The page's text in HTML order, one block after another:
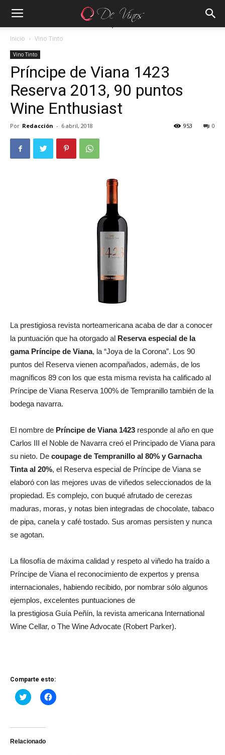
Inicio Vino Tinto
Vino Tinto
Príncipe de Viana 1423
Reserva 2013, 90 puntos
Wine Enthusiast
Por Redacción - 6 abril, 2018 0
953
La prestigiosa revista norteamericana acaba de dar a conocer
la puntuación que ha otorgado al Reserva especial de la
gama Príncipe de Viana, la “Joya de la Corona”. Los 90
puntos del Reserva vienen acompañados, además, de los
magníficos 89 con los que esta misma revista ha calificado al
Príncipe de Viana Reserva 100% de Tempranillo también de la
bodega navarra.
El nombre de Príncipe de Viana 1423 responde al año en que
Carlos III el Noble de Navarra creó el Principado de Viana para
su nieto. De coupage de Tempranillo al 80% y Garnacha
Tinta al 20%, el Reserva especial de Príncipe de Viana se
elaboró con las mejores uvas de viñedos seleccionados de la
propiedad. Es complejo, con buqué afrutado de cerezas
maduras, moras, y notas bien integradas de chocolate, tabaco
de pipa, canela y café tostado. Sus aromas persisten y nunca
se agotan.
La filosofía de máxima calidad y respeto al viñedo ha traído a
Príncipe de Viana el reconocimiento de expertos y prensa
internacionales, habiendo recibido, por nombrar sólo algunos
ejemplos, excelentes puntuaciones de
la prestigiosa Guía Peñín, la revista americana International
Wine Cellar, o The Wine Advocate (Robert Parker).
Comparte esto:
Haz
clic
Twitter
abre
Haz
clic
Relacionado